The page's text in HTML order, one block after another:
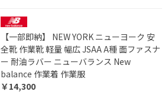
【一部即納】 NEW YORK ニューヨーク 安
全靴 作業靴 軽量 幅広 JSAA A種 面ファスナ
ー 耐油ラバー ニューバランス New
balance 作業着 作業服
￥14,300